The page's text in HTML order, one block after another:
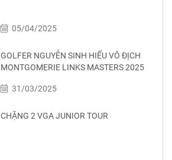
05/04/2025
GOLFER NGUYỄN SINH HIẾU VÔ ĐỊCH
MONTGOMERIE LINKS MASTERS 2025
31/03/2025
CHẶNG 2 VGA JUNIOR TOUR